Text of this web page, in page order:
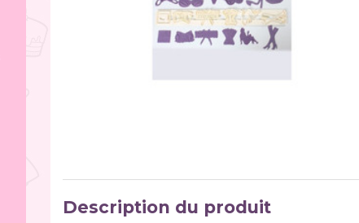
Description du produit